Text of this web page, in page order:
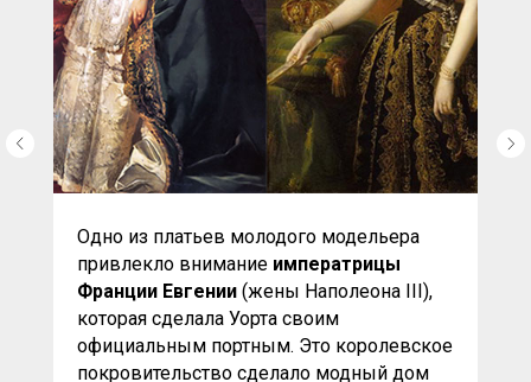
Одно из платьев молодого модельера
привлекло внимание императрицы
Франции Евгении (жены Наполеона III),
которая сделала Уорта своим
официальным портным. Это королевское
покровительство сделало модный дом